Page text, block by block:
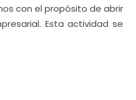
con el propósito de abrir
Esta actividad se